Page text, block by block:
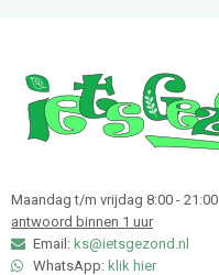
Maandag t/m vrijdag 8:00 - 21:00
antwoord binnen 1 uur
Email: ks@ietsgezond.nl
WhatsApp: klik hier